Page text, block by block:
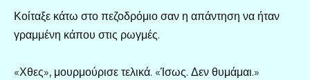
Κοίταξε κάτω στο πεζοδρόμιο σαν η απάντηση να ήταν
γραμμένη κάπου στις ρωγμές.
«Χθες», μουρμούρισε τελικά. «Ίσως. Δεν θυμάμαι.»